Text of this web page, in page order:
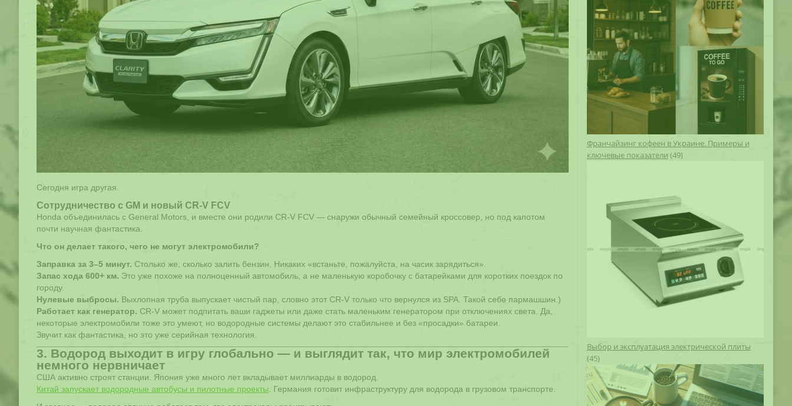
Сегодня игра другая.
Сотрудничество с GM и новый CR-V FCV
Honda объединилась с General Motors, и вместе они родили CR-V FCV — снаружи обычный семейный кроссовер, но под капотом
почти научная фантастика.
Что он делает такого, чего не могут электромобили?
Заправка за 3–5 минут. Столько же, сколько залить бензин. Никаких «встаньте, пожалуйста, на часик зарядиться».
Запас хода 600+ км. Это уже похоже на полноценный автомобиль, а не маленькую коробочку с батарейками для коротких поездок по
городу.
Нулевые выбросы. Выхлопная труба выпускает чистый пар, словно этот CR-V только что вернулся из SPA. Такой себе пармашшин.)
Работает как генератор. CR-V может подпитать ваши гаджеты или даже стать маленьким генератором при отключениях света. Да,
некоторые электромобили тоже это умеют, но водородные системы делают это стабильнее и без «просадки» батареи.
Звучит как фантастика, но это уже серийная технология.
3. Водород выходит в игру глобально — и выглядит так, что мир электромобилей
немного нервничает
США активно строят станции. Япония уже много лет вкладывает миллиарды в водород.
Китай запускает водородные автобусы и пилотные проекты . Германия готовит инфраструктуру для водорода в грузовом транспорте.
Франчайзинг кофеен в Украине. Примеры и
ключевые показатели (49)
Выбор и эксплуатация электрической плиты
(45)